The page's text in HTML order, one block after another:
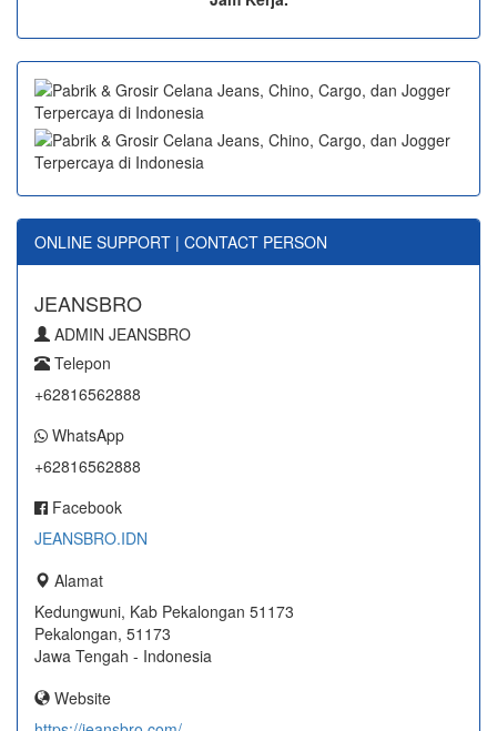
ONLINE SUPPORT | CONTACT PERSON
JEANSBRO
ADMIN JEANSBRO
Telepon
+62816562888
WhatsApp
+62816562888
Facebook
JEANSBRO.IDN
Alamat
Kedungwuni, Kab Pekalongan 51173
Pekalongan, 51173
Jawa Tengah - Indonesia
Website